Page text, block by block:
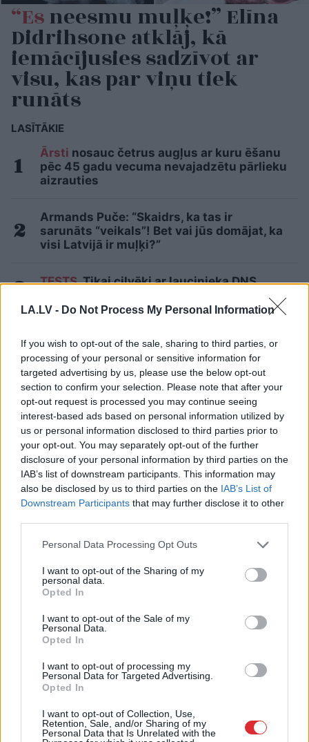
LA.LV - Do Not Process My Personal Information
If you wish to opt-out of the sale, sharing to third parties, or
processing of your personal or sensitive information for
targeted advertising by us, please use the below opt-out
section to confirm your selection. Please note that after your
opt-out request is processed you may continue seeing
interest-based ads based on personal information utilized by
us or personal information disclosed to third parties prior to
your opt-out. You may separately opt-out of the further
disclosure of your personal information by third parties on the
IAB’s list of downstream participants. This information may
also be disclosed by us to third parties on the IAB’s List of
Downstream Participants that may further disclose it to other
Please note that this website/app uses one or more Google
not limited to your visit or usage behaviour. You may click to
grant or deny consent to Google and its third-party tags to
use your data for below specified purposes in below Google
consent section.
Personal Data Processing Opt Outs
I want to opt-out of the Sharing of my
personal data.
Opted In
I want to opt-out of the Sale of my
Personal Data.
Opted In
I want to opt-out of processing my
Personal Data for Targeted Advertising.
Opted In
I want to opt-out of Collection, Use,
Retention, Sale, and/or Sharing of my
Personal Data that Is Unrelated with the
“Esneesmu muļķe!” Elīna
Didrihsone atklāj, kā
iemācījusies sadzīvot ar
visu, kas par viņu tiek
runāts
LASĪTĀKIE
Ārsti nosauc četrus augļus ar kuru ēšanu
pēc 45 gadu vecuma nevajadzētu pārlieku
aizrauties
Armands Puče: “Skaidrs, ka tas ir
sarunāts “veikals”! Bet vai jūs domājat, ka
visi Latvijā ir muļķi?”
TESTS.Tikai cilvēki ar laucinieka DNS
spēs iegūt 80% šajā lauku gudrību testā
izturējusi milzīgu dronu vilni – analītiķi
izdara secinājumus
Latvieši neslēpj vilšanos par sabiedrisko
transportu: Lai tiktu no Jelgavas uz Rīgu,
2 stundas dienā vienkārši pazūd
Lasīt citas ziņas
Horoskopi 7. augustam.
Šodien vislabāk par tevi
runās paveiktais, tāpēc nav